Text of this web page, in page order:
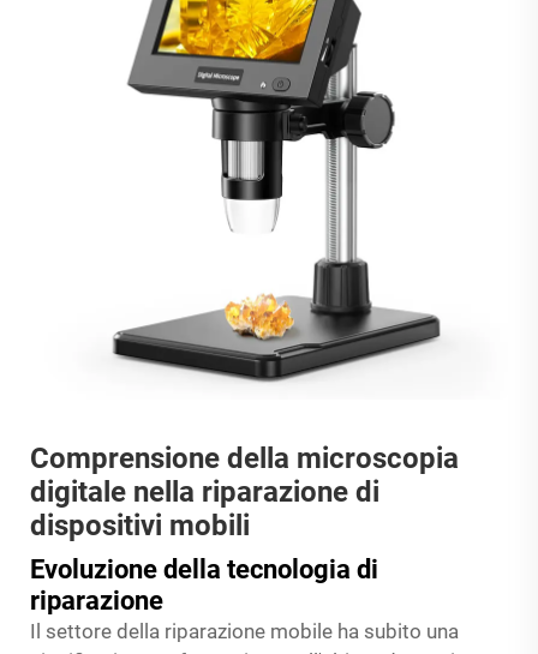
Comprensione della microscopia
digitale nella riparazione di
dispositivi mobili
Evoluzione della tecnologia di
riparazione
Il settore della riparazione mobile ha subito una